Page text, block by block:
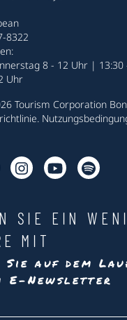
8322
8 - 12 Uhr | 13:30
Uhr
Tourism Corporation
.
SIE EIN
MIT
auf dem
E-Newsletter